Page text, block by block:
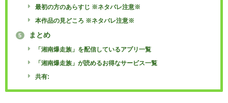
最初の方のあらすじ ※ネタバレ注意※
本作品の見どころ ※ネタバレ注意※
5 まとめ
「湘南爆走族」を配信しているアプリ一覧
「湘南爆走族」が読めるお得なサービス一覧
共有: